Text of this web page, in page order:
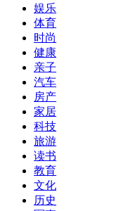
娱乐
体育
时尚
健康
亲子
汽车
房产
家居
科技
旅游
读书
教育
文化
历史